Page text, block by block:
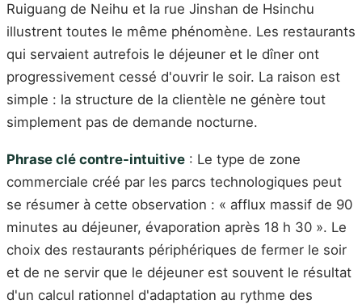
Ruiguang de Neihu et la rue Jinshan de Hsinchu
illustrent toutes le même phénomène. Les restaurants
qui servaient autrefois le déjeuner et le dîner ont
progressivement cessé d'ouvrir le soir. La raison est
simple : la structure de la clientèle ne génère tout
simplement pas de demande nocturne.
Phrase clé contre-intuitive : Le type de zone
commerciale créé par les parcs technologiques peut
se résumer à cette observation : « afflux massif de 90
minutes au déjeuner, évaporation après 18 h 30 ». Le
choix des restaurants périphériques de fermer le soir
et de ne servir que le déjeuner est souvent le résultat
d'un calcul rationnel d'adaptation au rythme des